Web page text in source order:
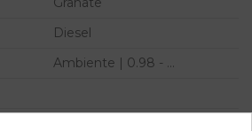
Diesel
Ambiente | 0.98 - ...